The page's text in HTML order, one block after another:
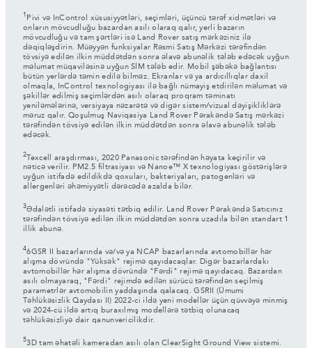
1 Pivi və InControl xüsusiyyətləri, seçimləri, üçüncü tərəf xidmətləri və
onların mövcudluğu bazardan asılı olaraq qalır, yerli bazarın
mövcudluğu və tam şərtləri isə Land Rover satış mərkəziniz ilə
dəqiqləşdirin. Müəyyən funksiyalar Rəsmi Satış Mərkəzi tərəfindən
tövsiyə edilən ilkin müddətdən sonra əlavə abunəlik tələb edəcək uyğun
məlumat müqaviləsinə uyğun SİM tələb edir. Mobil şəbəkə bağlantısı
bütün yerlərdə təmin edilə bilməz. Ekranlar və ya ardıcıllıqlar daxil
olmaqla, InControl texnologiyası ilə bağlı nümayiş etdirilən məlumat və
şəkillər edilmiş seçimlərdən asılı olaraq proqram təminatı
yeniləmələrinə, versiyaya nəzarətə və digər sistem/vizual dəyişikliklərə
məruz qalır. Qoşulmuş Naviqasiya Land Rover Pərakəndə Satış mərkəzi
tərəfindən tövsiyə edilən ilkin müddətdən sonra əlavə abunəlik tələb
edəcək.
2Texcell araşdırması, 2020 Panasonic tərəfindən həyata keçirilir və
nəticə verilir. PM2.5 filtrasiyası və Nanoe™ X texnologiyası göstərişlərə
uyğun istifadə edildikdə qoxuları, bakteriyaları, patogenləri və
allergenləri əhəmiyyətli dərəcədə azalda bilər.
3Ədalətli istifadə siyasəti tətbiq edilir. Land Rover Pərakəndə Satıcınız
tərəfindən tövsiyə edilən ilkin müddətdən sonra uzadıla bilən standart 1
illik abunə.
46GSR II bazarlarında və/və ya NCAP bazarlarında avtomobillər hər
alışma dövründə "Yüksək" rejimə qayıdacaqlar. Digər bazarlardakı
avtomobillər hər alışma dövründə "Fərdi" rejimə qayıdacaq. Bazardan
asılı olmayaraq, "Fərdi" rejimdə edilən sürücü tərəfindən seçilmiş
parametrlər avtomobilin yaddaşında qalacaq. GSRII (Ümumi
Təhlükəsizlik Qaydası II) 2022-ci ildə yeni modellər üçün qüvvəyə minmiş
və 2024-cü ildə artıq buraxılmış modellərə tətbiq olunacaq
təhlükəsizliyə dair qanunvericilikdir.
53D tam əhatəli kameradan asılı olan ClearSight Ground View sistemi.